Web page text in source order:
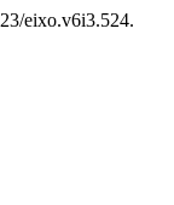
eixo.v6i3.524.